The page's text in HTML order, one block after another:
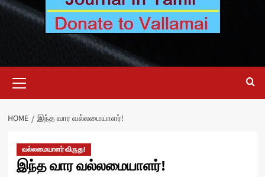
Menu
HOME இந்த வார வல்லமையாளர்!
வல்லமையாளர் விருது!
இந்த வார வல்லமையாளர்!